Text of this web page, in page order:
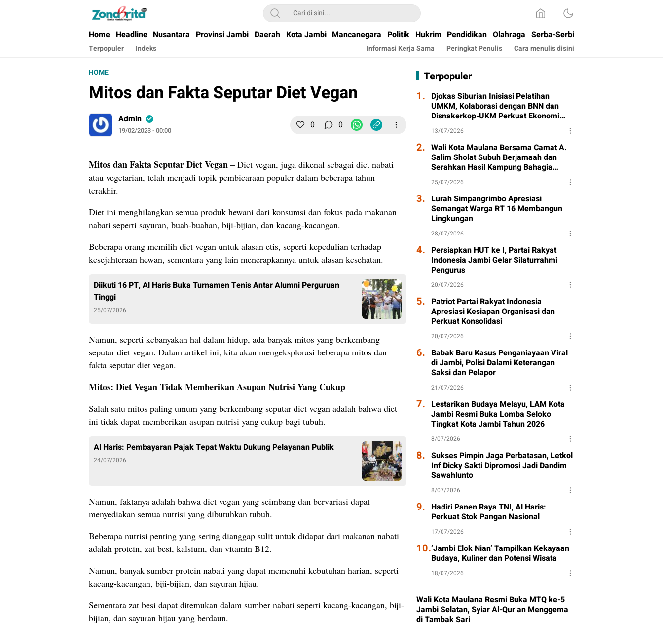
Berita Harian Negeri
Home Headline Nusantara Provinsi Jambi Daerah Kota Jambi Mancanegara Politik Hukrim Pendidikan Olahraga Serba-Serbi
Terpopuler Indeks Informasi Kerja Sama Peringkat Penulis Cara menulis disini
HOME
Mitos dan Fakta Seputar Diet Vegan
Admin
19/02/2023 - 00:00 0 0
Mitos dan Fakta Seputar Diet Vegan – Diet vegan, juga dikenal sebagai diet nabati
atau vegetarian, telah menjadi topik pembicaraan populer dalam beberapa tahun
terakhir.
Diet ini menghilangkan semua produk hewani dari konsumsi dan fokus pada makanan
nabati seperti sayuran, buah-buahan, biji-bijian, dan kacang-kacangan.
Beberapa orang memilih diet vegan untuk alasan etis, seperti kepedulian terhadap
kesejahteraan hewan, sementara yang lain menerapkannya untuk alasan kesehatan.
Diikuti 16 PT, Al Haris Buka Turnamen Tenis Antar Alumni Perguruan
Tinggi
25/07/2026
Namun, seperti kebanyakan hal dalam hidup, ada banyak mitos yang berkembang
seputar diet vegan. Dalam artikel ini, kita akan mengeksplorasi beberapa mitos dan
fakta seputar diet vegan.
Mitos: Diet Vegan Tidak Memberikan Asupan Nutrisi Yang Cukup
Salah satu mitos paling umum yang berkembang seputar diet vegan adalah bahwa diet
ini tidak dapat memberikan asupan nutrisi yang cukup bagi tubuh.
Al Haris: Pembayaran Pajak Tepat Waktu Dukung Pelayanan Publik
24/07/2026
Namun, faktanya adalah bahwa diet vegan yang seimbang dan bervariasi dapat
menyediakan semua nutrisi yang dibutuhkan tubuh.
Beberapa nutrisi penting yang sering dianggap sulit untuk didapat dari makanan nabati
adalah protein, zat besi, kalsium, dan vitamin B12.
Namun, banyak sumber protein nabati yang dapat memenuhi kebutuhan harian, seperti
kacang-kacangan, biji-bijian, dan sayuran hijau.
Sementara zat besi dapat ditemukan dalam sumber nabati seperti kacang-kacangan, biji-
bijian, dan sayuran hijau yang berdaun.
Terpopuler
1. Djokas Siburian Inisiasi Pelatihan
UMKM, Kolaborasi dengan BNN dan
Disnakerkop-UKM Perkuat Ekonomi
Warga
13/07/2026
2. Wali Kota Maulana Bersama Camat A.
Salim Sholat Subuh Berjamaah dan
Serahkan Hasil Kampung Bahagia
Tahap I
25/07/2026
3. Lurah Simpangrimbo Apresiasi
Semangat Warga RT 16 Membangun
Lingkungan
28/07/2026
4. Persiapkan HUT ke I, Partai Rakyat
Indonesia Jambi Gelar Silaturrahmi
Pengurus
20/07/2026
5. Patriot Partai Rakyat Indonesia
Apresiasi Kesiapan Organisasi dan
Perkuat Konsolidasi
20/07/2026
6. Babak Baru Kasus Penganiayaan Viral
di Jambi, Polisi Dalami Keterangan
Saksi dan Pelapor
21/07/2026
7. Lestarikan Budaya Melayu, LAM Kota
Jambi Resmi Buka Lomba Seloko
Tingkat Kota Jambi Tahun 2026
8/07/2026
8. Sukses Pimpin Jaga Perbatasan, Letkol
Inf Dicky Sakti Dipromosi Jadi Dandim
Sawahlunto
8/07/2026
9. Hadiri Panen Raya TNI, Al Haris:
Perkuat Stok Pangan Nasional
17/07/2026
10.‘Jambi Elok Nian’ Tampilkan Kekayaan
Budaya, Kuliner dan Potensi Wisata
18/07/2026
Wali Kota Maulana Resmi Buka MTQ ke-5
Jambi Selatan, Syiar Al-Qur’an Menggema
di Tambak Sari